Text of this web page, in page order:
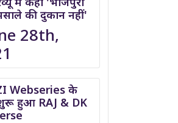
की दुकान नहीं'
28th,
Webseries के
हुआ RAJ & DK